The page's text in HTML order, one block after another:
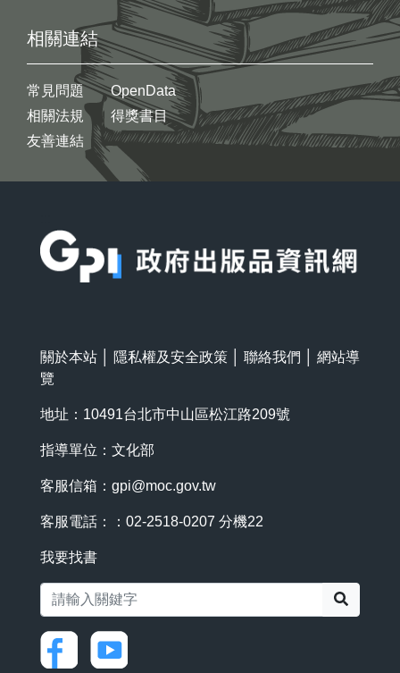
相關連結
常見問題
相關法規
友善連結
OpenData
得獎書目
關於本站 隱私權及安全政策 聯絡我們
網站導
覽
地址：10491台北市中山區松江路209號
指導單位：文化部
客服信箱： gpi@moc.gov.tw
客服電話：：02-2518-0207 分機22
我要找書